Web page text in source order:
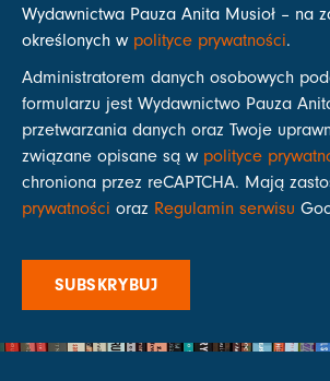
Wydawnictwa Pauza Anita Musioł – na
określonych w polityce prywatności.
Administratorem danych osobowych
formularzu jest Wydawnictwo Pauza
przetwarzania danych oraz Twoje
związane opisane są w polityce
chroniona przez reCAPTCHA. Mają
prywatności oraz Regulamin serwisu
SUBSKRYBUJ